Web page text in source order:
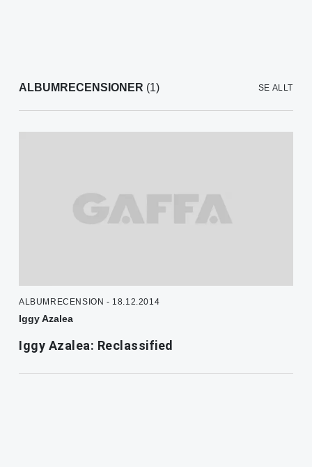
ALBUMRECENSIONER (1) SE ALLT
ALBUMRECENSION - 18.12.2014
Iggy Azalea
Iggy Azalea: Reclassified